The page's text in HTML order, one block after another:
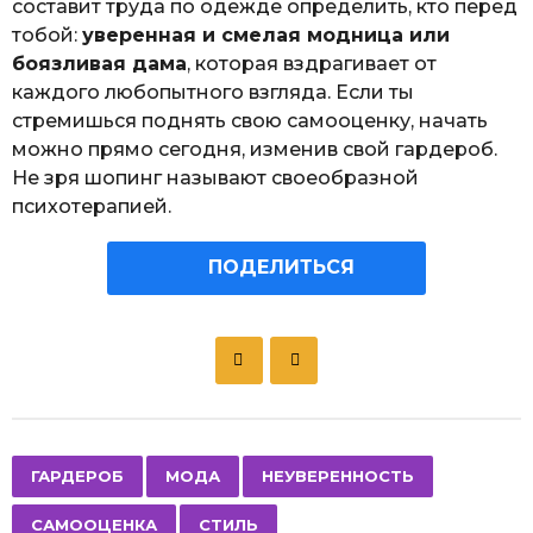
составит труда по одежде определить, кто перед
тобой: уверенная и смелая модница или
боязливая дама, которая вздрагивает от
каждого любопытного взгляда. Если ты
стремишься поднять свою самооценку, начать
можно прямо сегодня, изменив свой гардероб.
Не зря шопинг называют своеобразной
психотерапией.
ПОДЕЛИТЬСЯ
a
ГАРДЕРОБ МОДА НЕУВЕРЕННОСТЬ
САМООЦЕНКА СТИЛЬ